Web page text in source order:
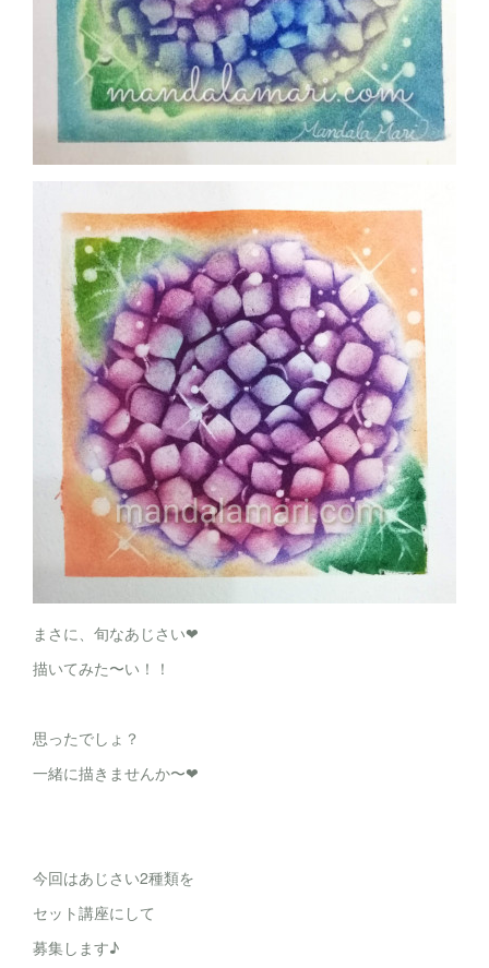
まさに、旬なあじさい❤
描いてみた〜い！！
思ったでしょ？
一緒に描きませんか〜❤
今回はあじさい2種類を
セット講座にして
募集します♪